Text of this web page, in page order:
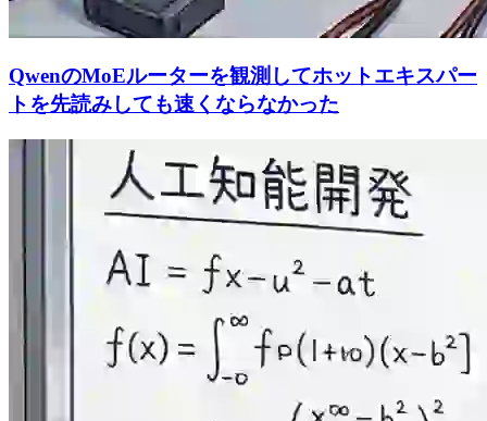
QwenのMoEルーターを観測してホットエキスパー
トを先読みしても速くならなかった